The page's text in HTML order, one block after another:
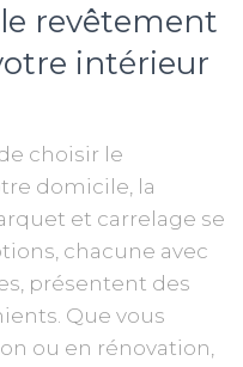
revêtement
intérieur
choisir le
domicile, la
et carrelage se
chacune avec
présentent des
Que vous
ou en rénovation,